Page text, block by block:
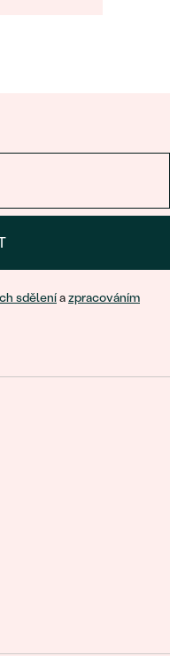
sděleníazpracováním